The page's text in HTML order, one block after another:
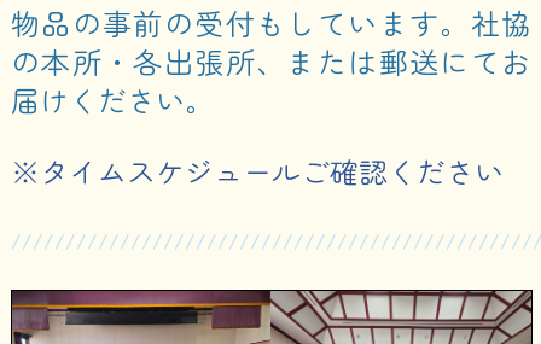
物品の事前の受付もしています。社協
の本所・各出張所、または郵送にてお
届けください。
※タイムスケジュールご確認ください